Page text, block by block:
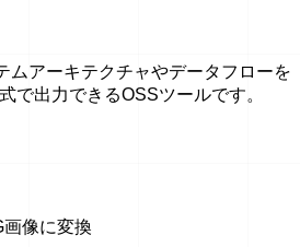
ムアーキテクチャやデータフローを
で出力できるOSSツールです。
像に変換